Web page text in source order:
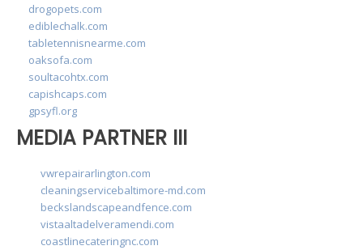
drogopets.com
ediblechalk.com
tabletennisnearme.com
oaksofa.com
soultacohtx.com
capishcaps.com
gpsyfl.org
MEDIA PARTNER III
vwrepairarlington.com
cleaningservicebaltimore-md.com
beckslandscapeandfence.com
vistaaltadelveramendi.com
coastlinecateringnc.com